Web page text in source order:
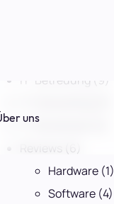
IT-Betreuung (9)
IT-Sicherheit
Reviews (6)
Hardware(1)
Software(4)